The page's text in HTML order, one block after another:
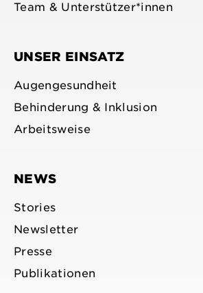
Team & Unterstützer*innen
UNSER EINSATZ
Augengesundheit
Behinderung & Inklusion
Arbeitsweise
NEWS
Stories
Newsletter
Presse
Publikationen